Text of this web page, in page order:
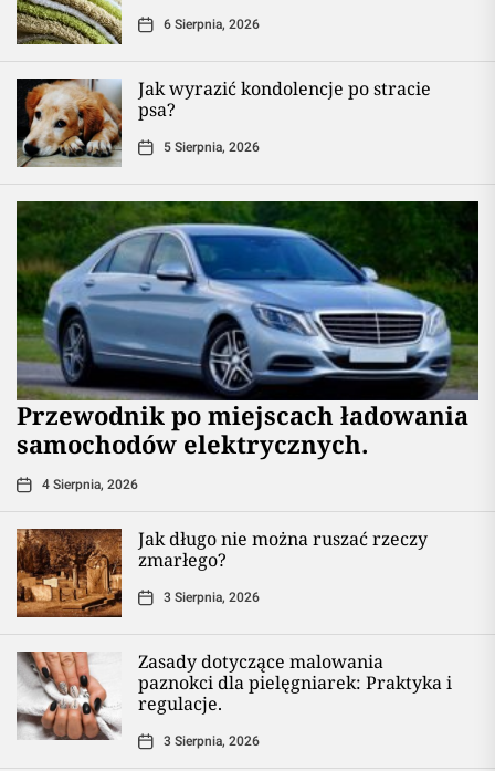
6 Sierpnia, 2026
Jak wyrazić kondolencje po stracie
psa?
5 Sierpnia, 2026
Przewodnik po miejscach ładowania
samochodów elektrycznych.
4 Sierpnia, 2026
Jak długo nie można ruszać rzeczy
zmarłego?
3 Sierpnia, 2026
Zasady dotyczące malowania
paznokci dla pielęgniarek: Praktyka i
regulacje.
3 Sierpnia, 2026